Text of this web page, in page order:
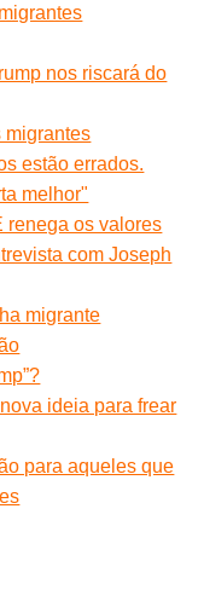
nos riscará do
migrantes
estão errados.
melhor"
renega os valores
com Joseph
migrante
ideia para frear
para aqueles que